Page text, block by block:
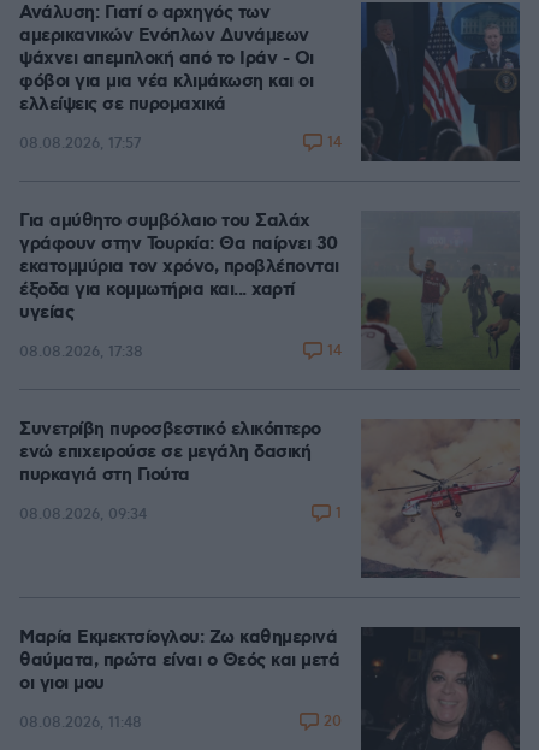
Ανάλυση: Γιατί ο αρχηγός των
αμερικανικών Ενόπλων Δυνάμεων
ψάχνει απεμπλοκή από το Ιράν - Οι
φόβοι για μια νέα κλιμάκωση και οι
ελλείψεις σε πυρομαχικά
08.08.2026, 17:57 14
Για αμύθητο συμβόλαιο του Σαλάχ
γράφουν στην Τουρκία: Θα παίρνει 30
εκατομμύρια τον χρόνο, προβλέπονται
έξοδα για κομμωτήρια και... χαρτί
υγείας
08.08.2026, 17:38 14
Συνετρίβη πυροσβεστικό ελικόπτερο
ενώ επιχειρούσε σε μεγάλη δασική
πυρκαγιά στη Γιούτα
08.08.2026, 09:34 1
Μαρία Εκμεκτσίογλου: Ζω καθημερινά
θαύματα, πρώτα είναι ο Θεός και μετά
οι γιοι μου
08.08.2026, 11:48 20